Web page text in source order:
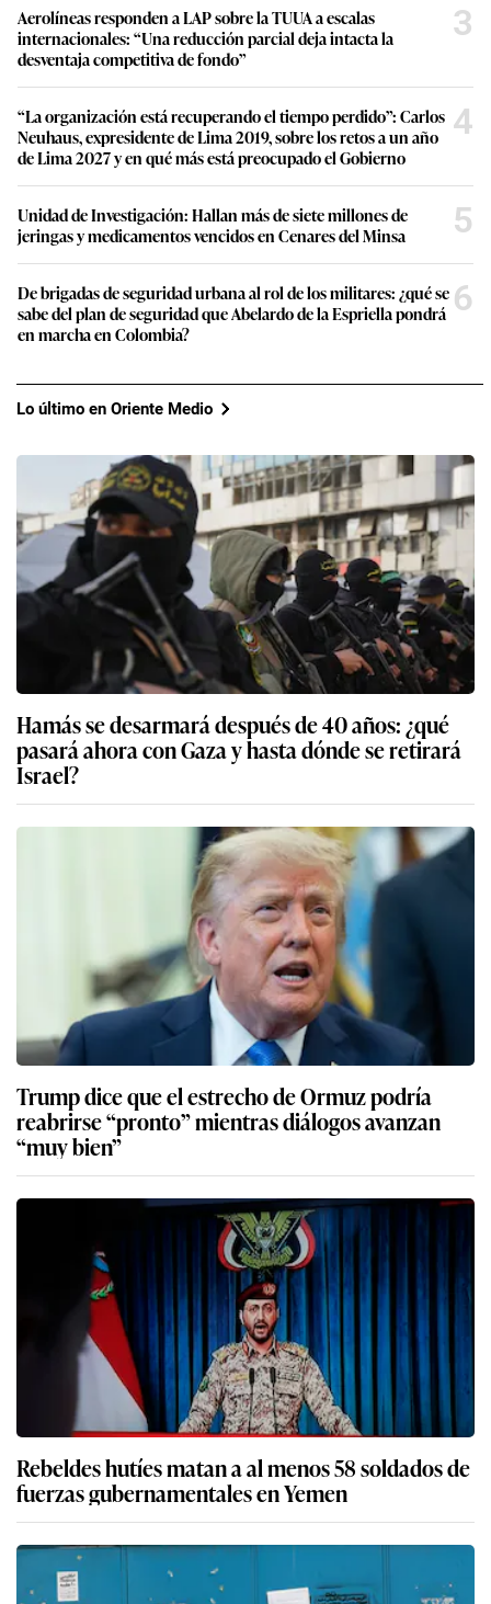
Aerolíneas responden a LAP sobre la TUUA a escalas
internacionales: “Una reducción parcial deja intacta la
desventaja competitiva de fondo”
3
“La organización está recuperando el tiempo perdido”: Carlos
Neuhaus, expresidente de Lima 2019, sobre los retos a un año
de Lima 2027 y en qué más está preocupado el Gobierno
4
Unidad de Investigación: Hallan más de siete millones de
jeringas y medicamentos vencidos en Cenares del Minsa
5
De brigadas de seguridad urbana al rol de los militares: ¿qué se
sabe del plan de seguridad que Abelardo de la Espriella pondrá
en marcha en Colombia?
6
Lo último en Oriente Medio
Hamás se desarmará después de 40 años: ¿qué
pasará ahora con Gaza y hasta dónde se retirará
Israel?
Trump dice que el estrecho de Ormuz podría
reabrirse “pronto” mientras diálogos avanzan
“muy bien”
Rebeldes hutíes matan a al menos 58 soldados de
fuerzas gubernamentales en Yemen